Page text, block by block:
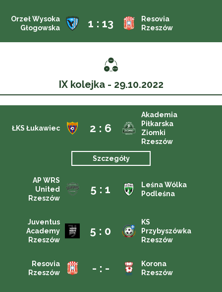
Orzeł Wysoka
Głogowska
1 : 13
Resovia
Rzeszów
IX kolejka - 29.10.2022
ŁKS Łukawiec 2 : 6
Akademia
Piłkarska
Ziomki
Rzeszów
Szczegóły
AP WRS
United
Rzeszów
5 : 1
Leśna Wólka
Podleśna
Juventus
Academy
Rzeszów
5 : 0
KS
Przybyszówka
Rzeszów
Resovia
Rzeszów
- : -
Korona
Rzeszów